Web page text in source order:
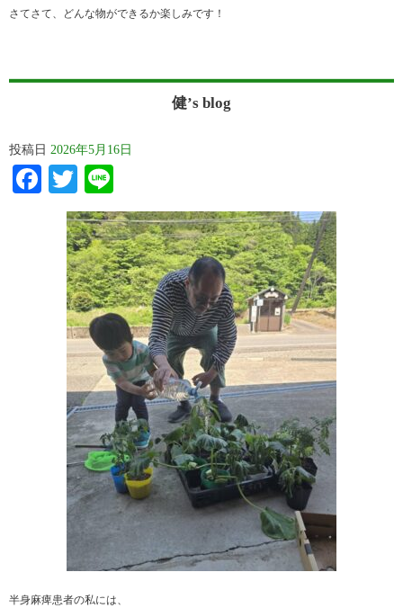
さてさて、どんな物ができるか楽しみです！
健’s blog
投稿日 2026年5月16日
Facebook
Twitter
半身麻痺患者の私には、